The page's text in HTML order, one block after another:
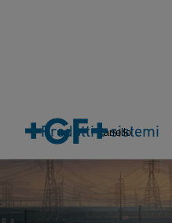
Carrello
Prodotti e sistemi